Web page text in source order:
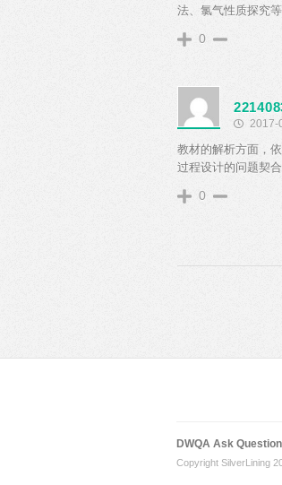
法、氯气性质探究
0
2017-
教材的解析方面，
过程设计的问题契
0
DWQA Ask Question
Copyright SilverLining